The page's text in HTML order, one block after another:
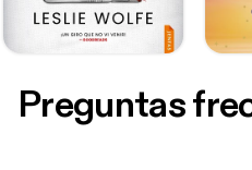
Preguntas